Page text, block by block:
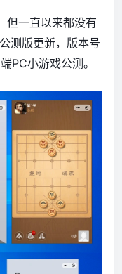
但一直以来都没有
测版更新，版本号
PC小游戏公测。